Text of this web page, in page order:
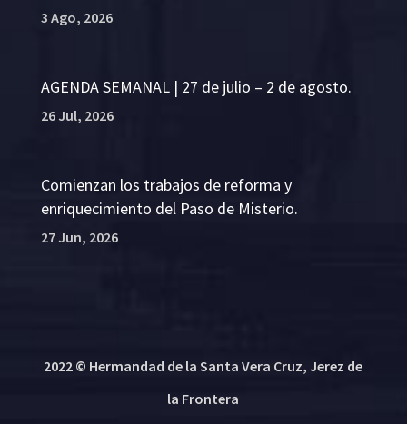
3 Ago, 2026
AGENDA SEMANAL | 27 de julio – 2 de agosto.
26 Jul, 2026
Comienzan los trabajos de reforma y
enriquecimiento del Paso de Misterio.
27 Jun, 2026
2022 © Hermandad de la Santa Vera Cruz, Jerez de
la Frontera